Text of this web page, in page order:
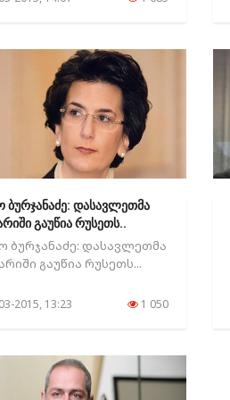
ბურჯანაძე: დასავლეთმა
გაუწია რუსეთს..
ბურჯანაძე: დასავლეთმა
გაუწია რუსეთს...
2015, 13:23 1 050